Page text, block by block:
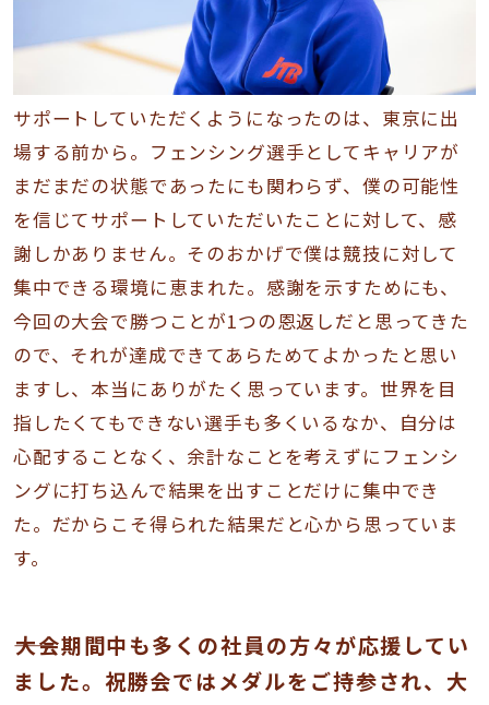
サポートしていただくようになったのは、東京に出
場する前から。フェンシング選手としてキャリアが
まだまだの状態であったにも関わらず、僕の可能性
を信じてサポートしていただいたことに対して、感
謝しかありません。そのおかげで僕は競技に対して
集中できる環境に恵まれた。感謝を示すためにも、
今回の大会で勝つことが1つの恩返しだと思ってきた
ので、それが達成できてあらためてよかったと思い
ますし、本当にありがたく思っています。世界を目
指したくてもできない選手も多くいるなか、自分は
心配することなく、余計なことを考えずにフェンシ
ングに打ち込んで結果を出すことだけに集中でき
た。だからこそ得られた結果だと心から思っていま
す。
――大会期間中も多くの社員の方々が応援してい
ました。祝勝会ではメダルをご持参され、大